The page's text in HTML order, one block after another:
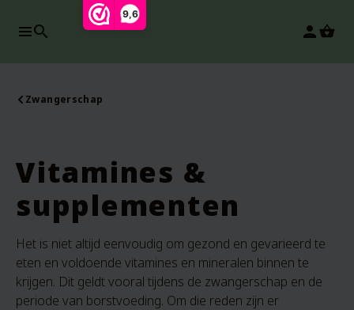
9,6
search person
Zwangerschap
Vitamines &
supplementen
Het is niet altijd eenvoudig om gezond en gevarieerd te
eten en voldoende vitamines en mineralen binnen te
krijgen. Dit geldt vooral tijdens de zwangerschap en de
periode van borstvoeding. Om die reden zijn er